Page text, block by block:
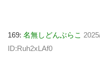
169: 名無しどんぶらこ
ID:Ruh2xLAf0